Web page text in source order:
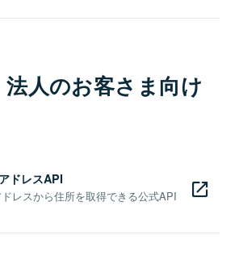
法人のお客さま向け
ドレスAPI
レスから住所を取得できる公式API